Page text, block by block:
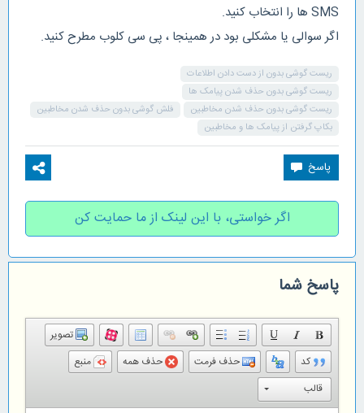
SMS ها را انتخاب کنید.
اگر سوالی یا مشکلی بود در همینجا ، پی سی کلوب مطرح کنید.
ریست گوشی بدون از دست دادن اطلاعات
ریست گوشی بدون حذف شدن پیامک ها
ریست گوشی بدون حذف شدن مخاطبین
فلش گوشی بدون حذف شدن مخاطبین
بکاپ گرفتن از پیامک ها و مخاطبین
اگر خواستی، با این لینک از ما حمایت کن
پاسخ شما
تصویر
کد
حذف فرمت حذف همه
منبع
قالب